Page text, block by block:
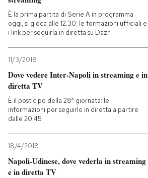
È la prima partita di Serie A in programma
oggi, si gioca alle 12.30: le formazioni ufficiali e
i link per seguirla in diretta su Dazn
11/3/2018
Dove vedere Inter-Napoli in streaming e in
diretta TV
È il posticipo della 28ª giornata: le
informazioni per seguirlo in diretta a partire
dalle 20.45
18/4/2018
Napoli-Udinese, dove vederla in streaming
e in diretta TV